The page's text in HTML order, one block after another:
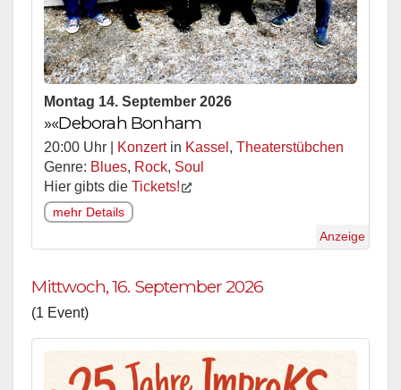
Montag 14. September 2026
»«Deborah Bonham
20:00 Uhr | Konzertin Kassel , Theaterstübchen
Genre: Blues, Rock, Soul
Hier gibts die Tickets!
mehr Details
Anzeige
Mittwoch, 16. September 2026
(1 Event)